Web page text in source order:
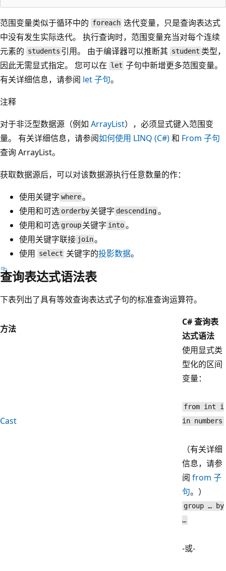
范围变量类似于循环中的 foreach 迭代变量，只是查询表达式
中没有发生实际迭代。 执行查询时，范围变量充当对每个连续
元素的 students 引用。 由于编译器可以推断其 student 类型，
因此无需显式指定。 您可以在 let 子句中新增更多范围变量。
有关详细信息，请参阅 let 子句。
注释
对于非泛型数据源（例如 ArrayList），必须显式键入范围变
量。 有关详细信息，请参阅如何使用 LINQ (C#)和 From 子句
查询 ArrayList。
获取数据源后，可以对该数据源执行任意数量的作：
使用关键字 where。
使用和可选 orderby 关键字 descending。
使用和可选 group 关键字 into。
使用关键字联接 join。
使用 select 关键字的投影数据。
查询表达式语法表
下表列出了具有等效查询表达式子句的标准查询运算符。
方法
C# 查询表
达式语法
Cast
使用显式类
型化的区间
变量：
from int i
in numbers
（有关详细
信息，请参
阅 from 子
句。）
group … by
…
-或-